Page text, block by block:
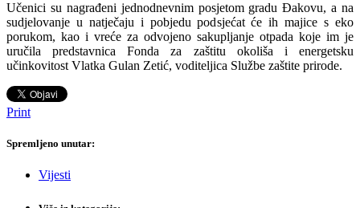
Učenici su nagrađeni jednodnevnim posjetom gradu Đakovu, a na
sudjelovanje u natječaju i pobjedu podsjećat će ih majice s eko
porukom, kao i vreće za odvojeno sakupljanje otpada koje im je
uručila predstavnica Fonda za zaštitu okoliša i energetsku
učinkovitost Vlatka Gulan Zetić, voditeljica Službe zaštite prirode.
Print
Spremljeno unutar:
Vijesti